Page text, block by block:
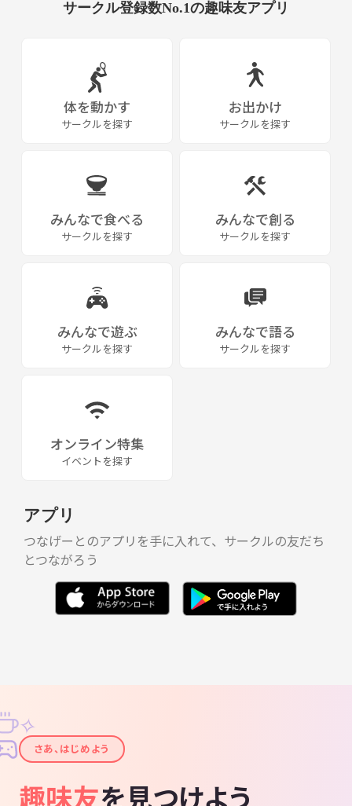
サークル登録数No.1の趣味友アプリ
体を動かす
サークルを探す
お出かけ
サークルを探す
みんなで食べる
サークルを探す
みんなで創る
サークルを探す
みんなで遊ぶ
サークルを探す
みんなで語る
サークルを探す
オンライン特集
イベントを探す
アプリ
つなげーとのアプリを手に入れて、サークルの友だち
とつながろう
✦
✧
さあ、はじめよう
趣味友を見つけよう